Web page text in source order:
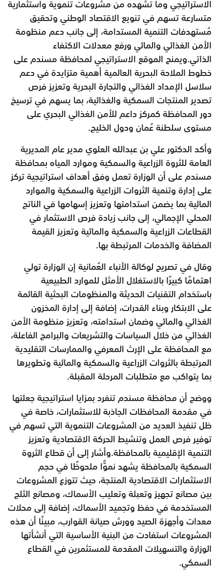
الاستراتيجي وما تشهده من مشروعات تنموية واستثمارية
متسارعة تسهم في تنويع الاقتصاد الوطني وتحقيق
مُستهدفات التنمية المستدامة، إلى جانب دعم منظومة
الأمن الغذائي والمائي ورفع معدلات الاكتفاء
الذاتي.ويمنح الموقع الاستراتيجي لمحافظة مسندم على
خطوط الملاحة البحرية العالمية أهمية متزايدة في دعم
سلاسل الإمداد الغذائي والتجارة البحرية وتعزيز فرص
تصدير المنتجات السمكية والغذائية، بما يسهم في ترسيخ
دور المحافظة كمركز داعم للأمن الغذائي البحري على
مستوى سلطنة عُمان ودول الخليج.
وأكد الدكتور علي بن عبدالله العلوي مدير عام المديرية
العامة للثروة الزراعية والسمكية وموارد المياه بمحافظة
مسندم على أن الوزارة تعمل وفق أهداف استراتيجية تركز
على إدارة وتنمية الثروات الزراعية والسمكية والموارد
المائية بما يضمن استدامتها وتعزيز إسهامها في الناتج
المحلي الإجمالي، إلى جانب زيادة فرص الاستثمار في
القطاعات الزراعية والسمكية والمائية وتعزيز القيمة
المضافة والخدمات المرتبطة بها.
وقال في تصريح لوكالة الأنباء العُمانية إن الوزارة تولي
اهتمامًا كبيرًا بالاستغلال الأمثل للموارد الطبيعية
باستخدام التقنيات الحديثة والمنظومات البحثية القائمة
على الابتكار وبناء القدرات، إضافة إلى إدارة المخزون
الغذائي والمائي وضمان استدامته، وتعزيز منظومة الأمن
الغذائي من خلال السياسات والتشريعات والبرامج الفاعلة،
مع المحافظة على الإرث المعرفي والممارسات التقليدية
المرتبطة بالثروات الزراعية والسمكية والمائية وتطويرها
بما يتواكب مع متطلبات المرحلة المقبلة.
ووضح أن محافظة مسندم تنفرد بمزايا استراتيجية جعلتها
في مقدمة المحافظات الجاذبة للاستثمارات، خاصة في
ظل تنفيذ العديد من المشروعات التنموية التي تسهم في
توفير فرص العمل وتنشيط الحركة الاقتصادية وتعزيز
التنمية الإقليمية بالمحافظة.وأشار إلى أن قطاع الثروة
السمكية بالمحافظة يشهد نموًّا ملحوظًا في حجم
الاستثمارات الاقتصادية المنتجة، حيث تتوزع المشروعات
بين مصانع تجهيز وتعبئة وتعليب الأسماك، ومصانع الثلج
المستخدمة في حفظ وتجميد الأسماك، إضافة إلى محلات
معدات وأجهزة الصيد وورش صيانة القوارب، مبينًا أن هذه
المشروعات استفادت من البنية الأساسية التي أنشأتها
الوزارة والتسهيلات المقدمة للمستثمرين في القطاع
السمكي.